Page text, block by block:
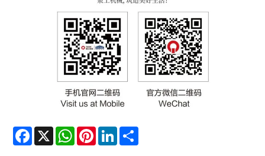
Facebook
X WhatsApp
PinterestLinkedIn